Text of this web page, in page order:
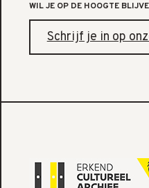
WIL JE OP DE HOOGTE
Schrijf je in op